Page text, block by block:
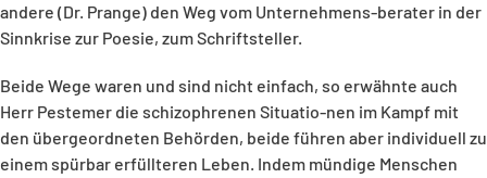
andere (Dr. Prange) den Weg vom Unternehmens-berater in der
Sinnkrise zur Poesie, zum Schriftsteller.
Beide Wege waren und sind nicht einfach, so erwähnte auch
Herr Pestemer die schizophrenen Situatio-nen im Kampf mit
den übergeordneten Behörden, beide führen aber individuell zu
einem spürbar erfüllteren Leben. Indem mündige Menschen